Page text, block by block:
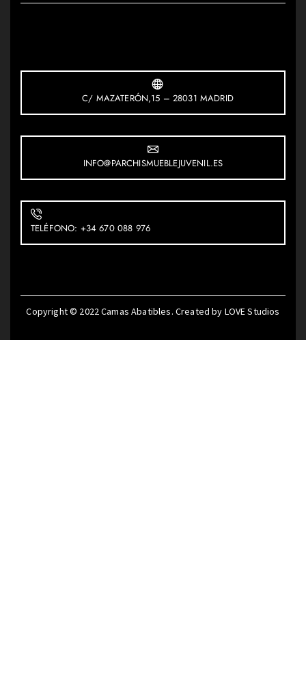
C/ MAZATERÓN,15 – 28031 MADRID
INFO@PARCHISMUEBLEJUVENIL.ES
TELÉFONO: +34 670 088 976
Copyright © 2022Camas Abatibles. Created by LOVE Studios